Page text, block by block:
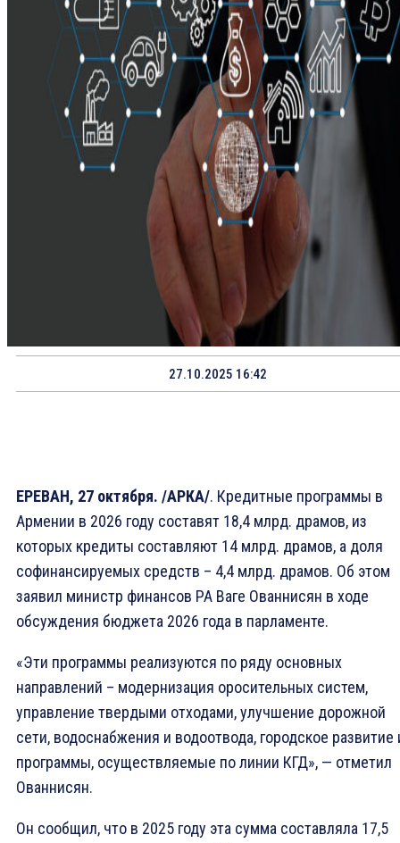
27.10.2025 16:42
ЕРЕВАН, 27 октября. /АРКА/. Кредитные программы в
Армении в 2026 году составят 18,4 млрд. драмов, из
которых кредиты составляют 14 млрд. драмов, а доля
софинансируемых средств – 4,4 млрд. драмов. Об этом
заявил министр финансов РА Ваге Ованнисян в ходе
обсуждения бюджета 2026 года в парламенте.
«Эти программы реализуются по ряду основных
направлений – модернизация оросительных систем,
управление твердыми отходами, улучшение дорожной
сети, водоснабжения и водоотвода, городское развитие
программы, осуществляемые по линии КГД», — отметил
Ованнисян.
Он сообщил, что в 2025 году эта сумма составляла 17,5